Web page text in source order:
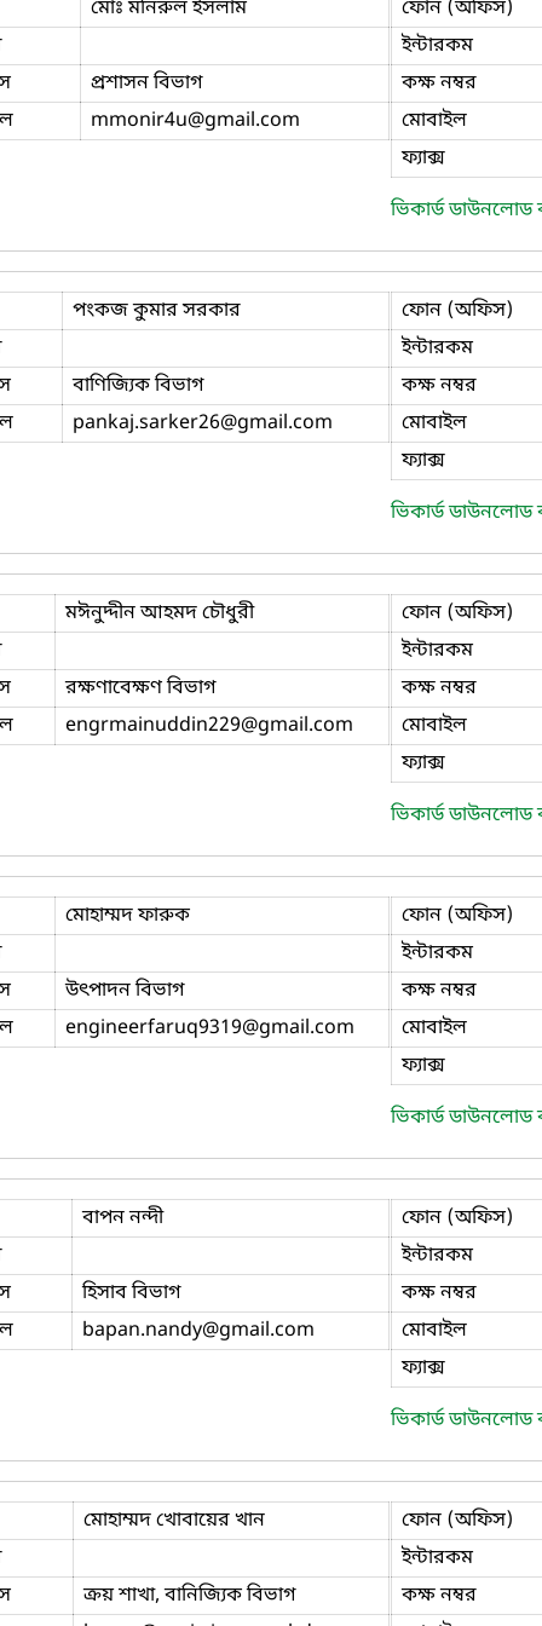
মোঃ মনিরুল ইসলাম
প্রশাসন বিভাগ
mmonir4u@gmail.com
ফোন (অফিস)
ইন্টারকম
কক্ষ নম্বর
মোবাইল
ফ্যাক্স
ভিকার্ড
পংকজ কুমার সরকার
বাণিজ্যিক বিভাগ
pankaj.sarker26@gmail.com
ফোন (অফিস)
ইন্টারকম
কক্ষ নম্বর
মোবাইল
ফ্যাক্স
ভিকার্ড
মঈনুদ্দীন আহমদ চৌধুরী
রক্ষণাবেক্ষণ বিভাগ
engrmainuddin229@gmail.com
ফোন (অফিস)
ইন্টারকম
কক্ষ নম্বর
মোবাইল
ফ্যাক্স
ভিকার্ড
মোহাম্মদ ফারুক
উৎপাদন বিভাগ
engineerfaruq9319@gmail.com
ফোন (অফিস)
ইন্টারকম
কক্ষ নম্বর
মোবাইল
ফ্যাক্স
ভিকার্ড
বাপন নন্দী
হিসাব বিভাগ
bapan.nandy@gmail.com
ফোন (অফিস)
ইন্টারকম
কক্ষ নম্বর
মোবাইল
ফ্যাক্স
ভিকার্ড
মোহাম্মদ খোবায়ের খান
ক্রয় শাখা, বানিজ্যিক বিভাগ
ফোন (অফিস)
ইন্টারকম
কক্ষ নম্বর